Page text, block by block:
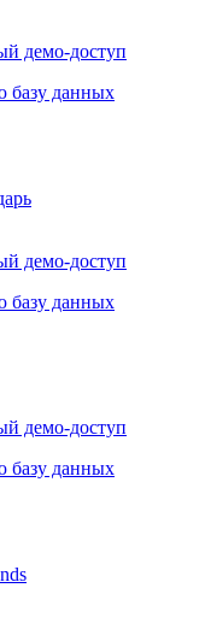
демо-доступ
базу данных
демо-доступ
базу данных
демо-доступ
базу данных